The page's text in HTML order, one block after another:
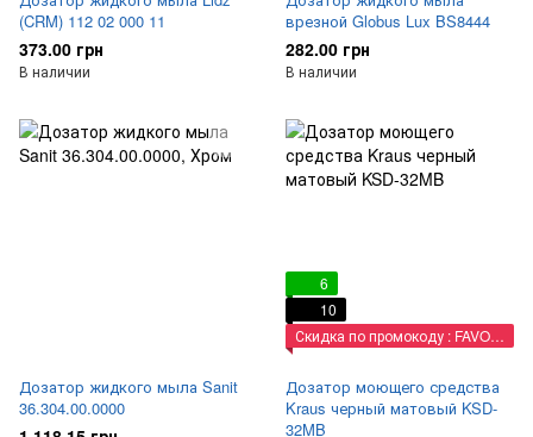
(CRM) 112 02 000 11
373.00 грн
В наличии
врезной Globus Lux BS8444
282.00 грн
В наличии
Дозатор жидкого мыла Sanit
36.304.00.0000
6
10
Скидка по промокоду : FAVORIT
Дозатор моющего средства
Kraus черный матовый KSD-
32MB